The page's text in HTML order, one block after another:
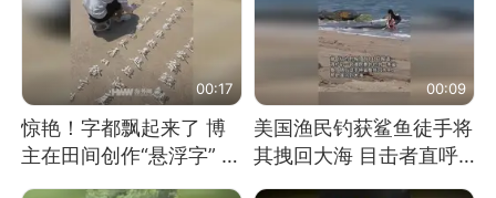
00:17
惊艳！字都飘起来了 博
主在田间创作“悬浮字” 网
友：真·裸眼3D！
00:09
美国渔民钓获鲨鱼徒手将
其拽回大海 目击者直呼
震惊 （视频来源：参考